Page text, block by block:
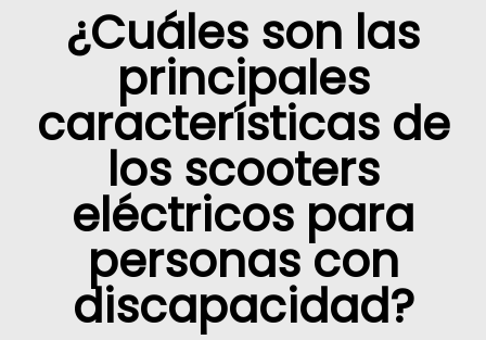
¿Cuáles son las
principales
características de
los scooters
eléctricos para
personas con
discapacidad?